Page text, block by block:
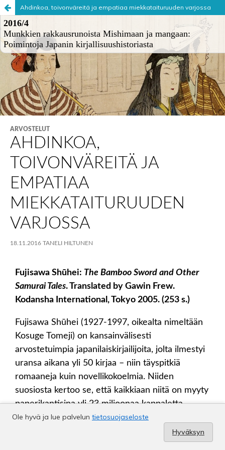
Ahdinkoa, toivonväreitä ja empatiaa miekkataituruuden varjossa
Ole hyvä ja lue palvelun tietosuojaseloste
Hyväksyn
Palvelua ylläpitääTieteellisten seurain valtuuskunta